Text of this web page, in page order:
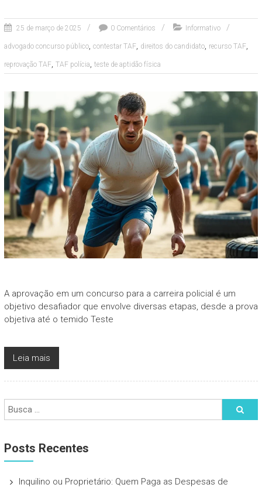
25 de março de 2025 0 Comentários Informativo
advogado concurso público, contestar TAF, direitos do candidato, recurso TAF,
reprovação TAF, TAF polícia, teste de aptidão física
A aprovação em um concurso para a carreira policial é um
objetivo desafiador que envolve diversas etapas, desde a prova
objetiva até o temido Teste
Leia mais
Posts Recentes
Inquilino ou Proprietário: Quem Paga as Despesas de